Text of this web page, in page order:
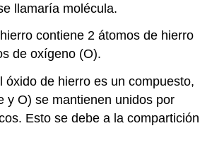
llamaría molécula.
contiene 2 átomos de hierro
de oxígeno (O).
óxido de hierro es un compuesto,
y O) se mantienen unidos por
Esto se debe a la compartición